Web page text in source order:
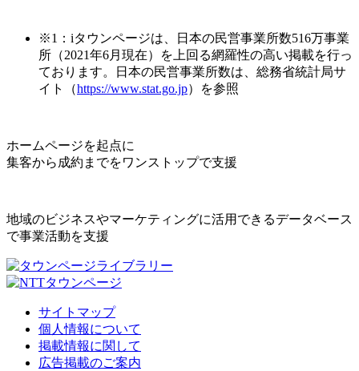
※1：iタウンページは、日本の民営事業所数516万事業
所（2021年6月現在）を上回る網羅性の高い掲載を行っ
ております。日本の民営事業所数は、総務省統計局サ
イト（https://www.stat.go.jp）を参照
ホームページを起点に
集客から成約までをワンストップで支援
地域のビジネスやマーケティングに活用できるデータベース
で事業活動を支援
サイトマップ
個人情報について
掲載情報に関して
広告掲載のご案内